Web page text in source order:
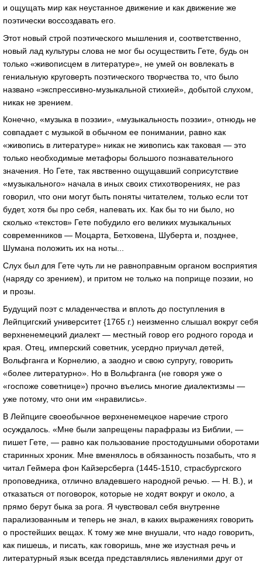
и ощущать мир как неустанное движение и как движение же
поэтически воссоздавать его.
Этот новый строй поэтического мышления и, соответственно,
новый лад культуры слова не мог бы осуществить Гете, будь он
только «живописцем в литературе», не умей он вовлекать в
гениальную круговерть поэтического творчества то, что было
названо «экспрессивно-музыкальной стихией», добытой слухом,
никак не зрением.
Конечно, «музыка в поэзии», «музыкальность поэзии», отнюдь не
совпадает с музыкой в обычном ее понимании, равно как
«живопись в литературе» никак не живопись как таковая — это
только необходимые метафоры большого познавательного
значения. Но Гете, так явственно ощущавший соприсутствие
«музыкального» начала в иных своих стихотворениях, не раз
говорил, что они могут быть поняты читателем, только если тот
будет, хотя бы про себя, напевать их. Как бы то ни было, но
сколько «текстов» Гете побудило его великих музыкальных
современников — Моцарта, Бетховена, Шуберта и, позднее,
Шумана положить их на ноты...
Слух был для Гете чуть ли не равноправным органом восприятия
(наряду со зрением), и притом не только на поприще поэзии, но
и прозы.
Будущий поэт с младенчества и вплоть до поступления в
Лейпцигский университет {1765 г.) неизменно слышал вокруг себя
верхненемецкий диалект — местный говор его родного города и
края. Отец, имперский советник, усердно приучал детей,
Вольфганга и Корнелию, а заодно и свою супругу, говорить
«более литературно». Но в Вольфганга (не говоря уже о
«госпоже советнице») прочно въелись многие диалектизмы —
уже потому, что они им «нравились».
В Лейпциге своеобычное верхненемецкое наречие строго
осуждалось. «Мне были запрещены парафразы из Библии, —
пишет Гете, — равно как пользование простодушными оборотами
старинных хроник. Мне вменялось в обязанность позабыть, что я
читал Геймера фон Кайзерсберга (1445-1510, страсбургского
проповедника, отлично владевшего народной речью. — Н. В.), и
отказаться от поговорок, которые не ходят вокруг и около, а
прямо берут быка за рога. Я чувствовал себя внутренне
парализованным и теперь не знал, в каких выражениях говорить
о простейших вещах. К тому же мне внушали, что надо говорить,
как пишешь, и писать, как говоришь, мне же изустная речь и
литературный язык всегда представлялись явлениями друг от